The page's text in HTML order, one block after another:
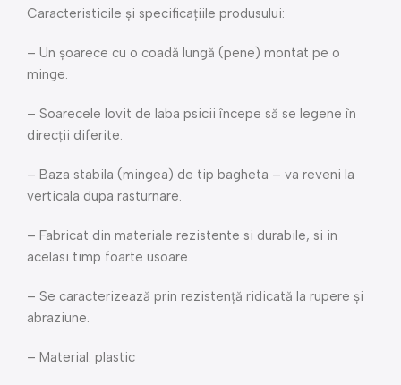
Caracteristicile și specificațiile produsului:
– Un șoarece cu o coadă lungă (pene) montat pe o
minge.
– Soarecele lovit de laba psicii începe să se legene în
direcții diferite.
– Baza stabila (mingea) de tip bagheta – va reveni la
verticala dupa rasturnare.
– Fabricat din materiale rezistente si durabile, si in
acelasi timp foarte usoare.
– Se caracterizează prin rezistență ridicată la rupere și
abraziune.
– Material: plastic